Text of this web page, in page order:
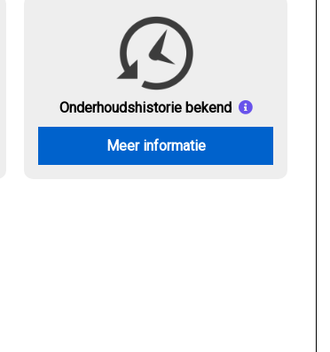
Onderhoudshistorie bekend
Meer informatie